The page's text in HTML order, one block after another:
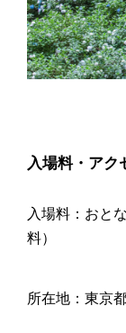
入場料・アク
入場料：おと
料）
所在地：東京